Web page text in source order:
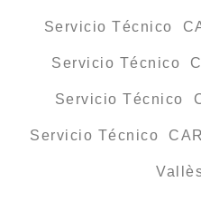
Servicio Técnico
Servicio Técnico
Servicio Técnico
Servicio Técnico